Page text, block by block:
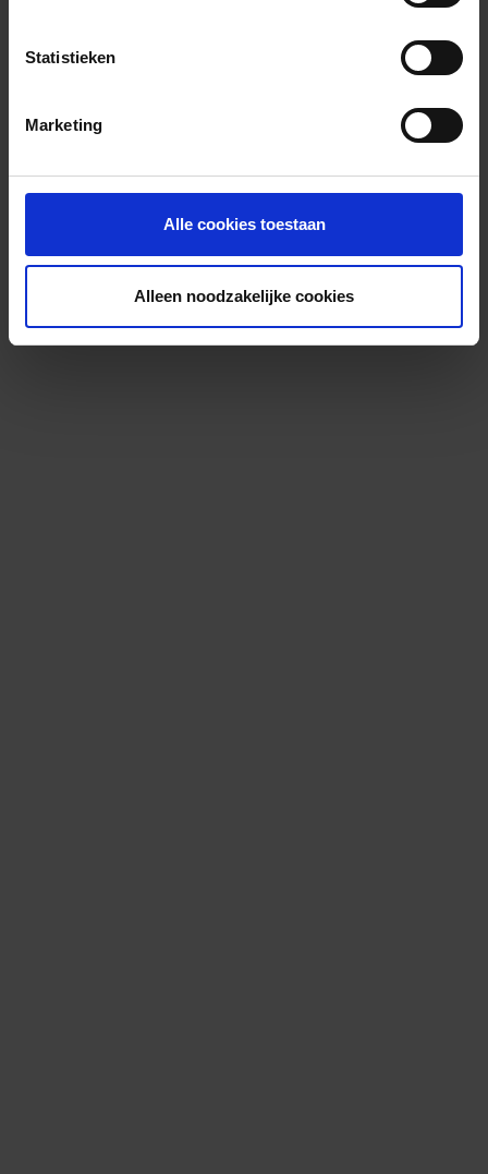
Statistieken
Marketing
Alle cookies toestaan
Alleen noodzakelijke cookies